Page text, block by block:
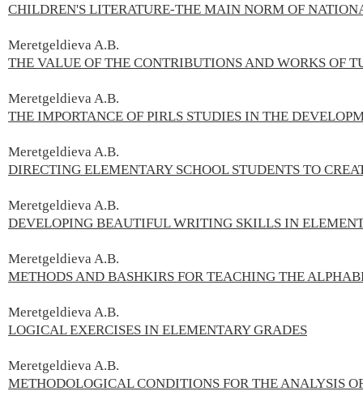
CHILDREN'S LITERATURE-THE MAIN NORM OF
Meretgeldieva A.B.
THE VALUE OF THE CONTRIBUTIONS AND WORKS OF
Meretgeldieva A.B.
THE IMPORTANCE OF PIRLS STUDIES IN THE
Meretgeldieva A.B.
DIRECTING ELEMENTARY SCHOOL STUDENTS TO
Meretgeldieva A.B.
DEVELOPING BEAUTIFUL WRITING SKILLS IN
Meretgeldieva A.B.
METHODS AND BASHKIRS FOR TEACHING THE
Meretgeldieva A.B.
LOGICAL EXERCISES IN ELEMENTARY GRADES
Meretgeldieva A.B.
METHODOLOGICAL CONDITIONS FOR THE ANALYSIS